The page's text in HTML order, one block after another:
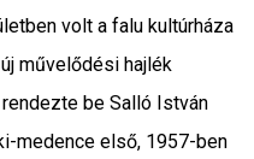
volt a falu kultúrháza
művelődési hajlék
be Salló István
medence első, 1957-ben